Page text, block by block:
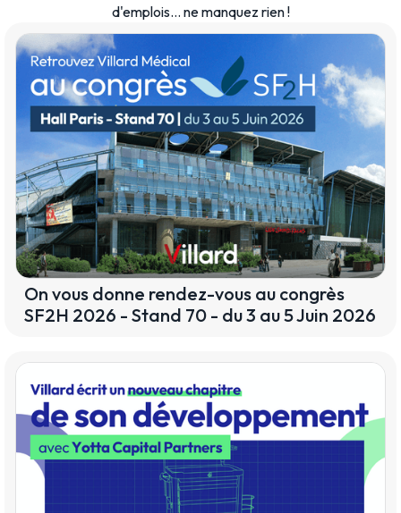
d'emplois… ne manquez rien !
On vous donne rendez-vous au congrès
SF2H 2026 - Stand 70 - du 3 au 5 Juin 2026